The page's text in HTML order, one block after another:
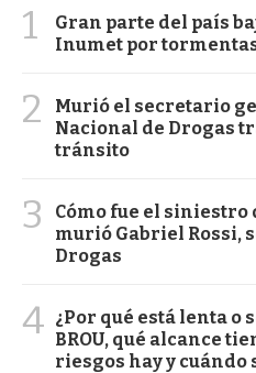
1
Gran parte del país
Inumet por
2
Murió el secretario
Nacional de Drogas
tránsito
3
Cómo fue el siniestro
murió Gabriel Rossi,
Drogas
4 ¿Por qué está lenta o
BROU, qué alcance
riesgos hay y cuándo